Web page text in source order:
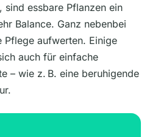
sind essbare Pflanzen ein
Balance. Ganz nebenbei
Pflege aufwerten. Einige
auch für einfache
– wie z. B. eine beruhigende